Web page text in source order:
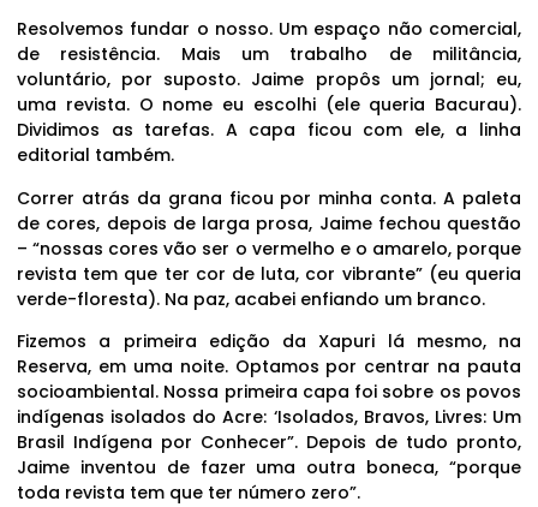
Resolvemos fundar o nosso. Um espaço não comercial,
de resistência. Mais um trabalho de militância,
voluntário, por suposto. Jaime propôs um jornal; eu,
uma revista. O nome eu escolhi (ele queria Bacurau).
Dividimos as tarefas. A capa ficou com ele, a linha
editorial também.
Correr atrás da grana ficou por minha conta. A paleta
de cores, depois de larga prosa, Jaime fechou questão
– “nossas cores vão ser o vermelho e o amarelo, porque
revista tem que ter cor de luta, cor vibrante” (eu queria
verde-floresta). Na paz, acabei enfiando um branco.
Fizemos a primeira edição da Xapuri lá mesmo, na
Reserva, em uma noite. Optamos por centrar na pauta
socioambiental. Nossa primeira capa foi sobre os povos
indígenas isolados do Acre: ‘Isolados, Bravos, Livres: Um
Brasil Indígena por Conhecer”. Depois de tudo pronto,
Jaime inventou de fazer uma outra boneca, “porque
toda revista tem que ter número zero”.